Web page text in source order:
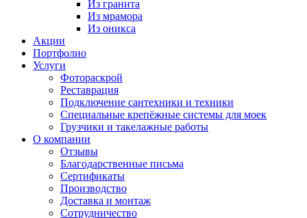
Из гранита
Из мрамора
Из оникса
Акции
Портфолио
Услуги
Фотораскрой
Реставрация
Подключение сантехники и техники
Специальные крепёжные системы для моек
Грузчики и такелажные работы
О компании
Отзывы
Благодарственные письма
Сертификаты
Производство
Доставка и монтаж
Сотрудничество